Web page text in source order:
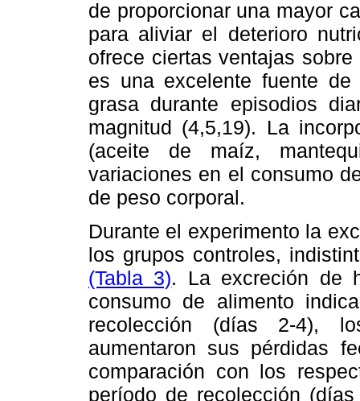
de proporcionar una mayor
para aliviar el deterioro
ofrece ciertas ventajas
es una excelente fuente
grasa durante episodios
magnitud (4,5,19). La
(aceite de maíz,
variaciones en el consumo
de peso corporal.
Durante el experimento la
los grupos controles,
(Tabla 3). La excreción de
consumo de alimento
recolección (días 2-4),
aumentaron sus pérdidas
comparación con los
período de recolección